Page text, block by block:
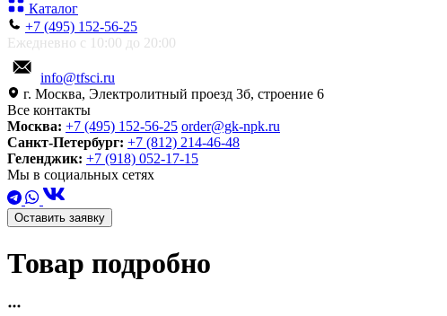
Каталог
+7 (495) 152-56-25
Ежедневно с 10:00 до 20:00
info@tfsci.ru
г. Москва, Электролитный проезд 3б, строение 6
Все контакты
Москва: +7 (495) 152-56-25 order@gk-npk.ru
Санкт-Петербург: +7 (812) 214-46-48
Геленджик: +7 (918) 052-17-15
Мы в социальных сетях
Оставить заявку
Товар подробно